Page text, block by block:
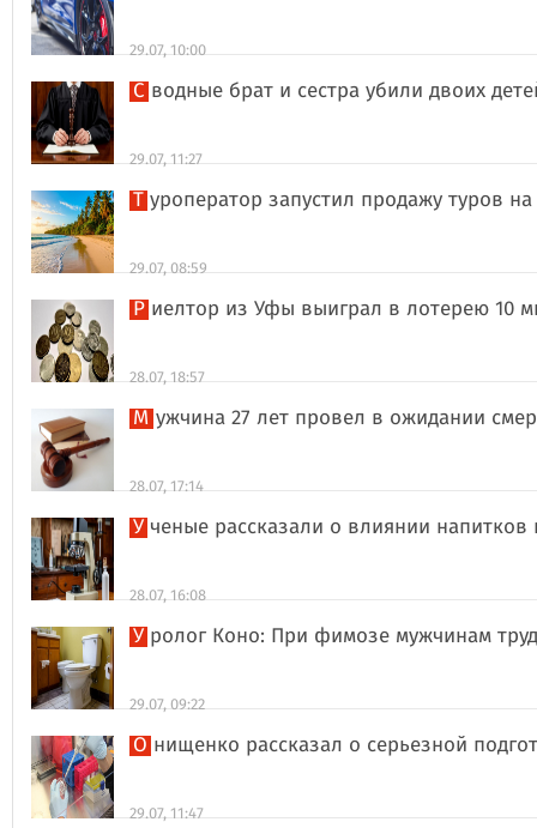
29.07, 10:00
Сводные брат и сестра убили двоих
29.07, 11:27
Туроператор запустил продажу туров
29.07, 08:59
Риелтор из Уфы выиграл в лотерею 10
28.07, 18:57
Мужчина 27 лет провел в ожидании
28.07, 17:14
Ученые рассказали о влиянии
28.07, 16:08
Уролог Коно: При фимозе мужчинам
29.07, 09:22
Онищенко рассказал о серьезной
29.07, 11:47